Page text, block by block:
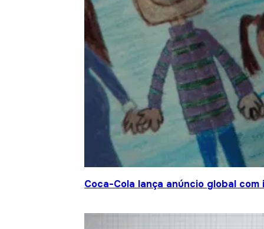
Coca-Cola lança anúncio global